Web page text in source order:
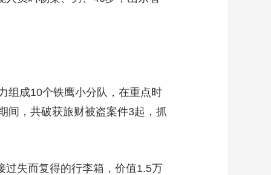
成10个铁鹰小分队，在重点时
间，共破获旅财被盗案件3起，抓
失而复得的行李箱，价值1.5万